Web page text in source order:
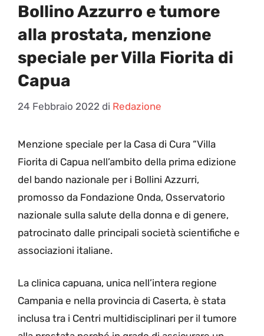
Bollino Azzurro e tumore
alla prostata, menzione
speciale per Villa Fiorita di
Capua
24 Febbraio 2022 di Redazione
Menzione speciale per la Casa di Cura “Villa
Fiorita di Capua nell’ambito della prima edizione
del bando nazionale per i Bollini Azzurri,
promosso da Fondazione Onda, Osservatorio
nazionale sulla salute della donna e di genere,
patrocinato dalle principali società scientifiche e
associazioni italiane.
La clinica capuana, unica nell’intera regione
Campania e nella provincia di Caserta, è stata
inclusa tra i Centri multidisciplinari per il tumore